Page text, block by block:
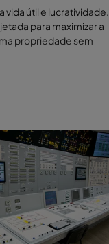
vida útil e
para maximizar a
propriedade sem
de ruído gerados
para encaixar as
do sistema.
de lubrificação e
projetos. A
que protegem o
ou alumínio.